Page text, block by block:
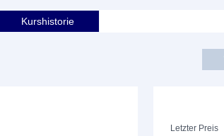
Kurshistorie
Letzter Preis